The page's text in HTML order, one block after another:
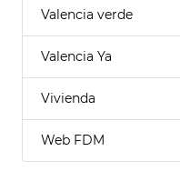
Valencia verde
Valencia Ya
Vivienda
Web FDM